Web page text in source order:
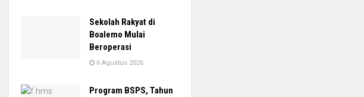
Sekolah Rakyat di
Boalemo Mulai
Beroperasi
6 Agustus 2026
Program BSPS, Tahun